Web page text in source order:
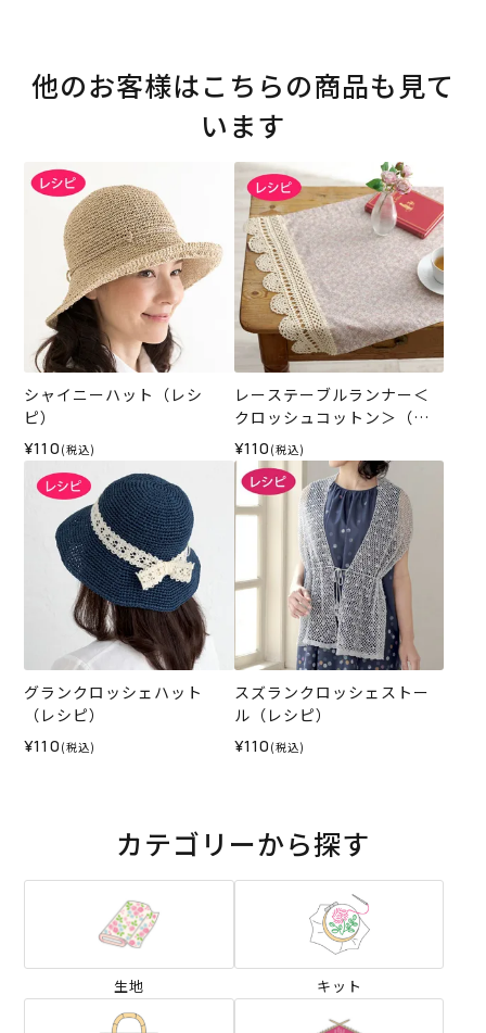
他のお客様はこちらの商品も見て
います
シャイニーハット（レシ
ピ）
¥110 (税込)
レーステーブルランナー＜
クロッシュコットン＞（レ
シピ）
¥110 (税込)
グランクロッシェハット
（レシピ）
¥110 (税込)
スズランクロッシェストー
ル（レシピ）
¥110 (税込)
カテゴリーから探す
生地 キット